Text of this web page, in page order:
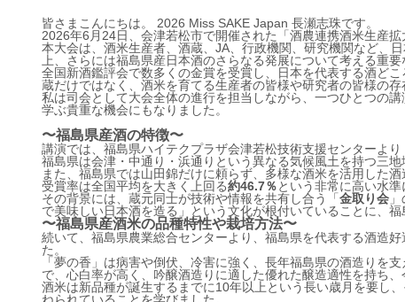
皆さまこんにちは。 2026 Miss SAKE Japan 長瀬志珠です。
2026年6月24日、会津若松市で開催された「酒農連携酒米生産
本大会は、酒米生産者、酒蔵、JA、行政機関、研究機関など、
上、さらには福島県産日本酒のさらなる発展について考える重要
全国新酒鑑評会で数多くの金賞を受賞し、日本を代表する酒ど
蔵だけではなく、酒米を育てる生産者の皆様や研究者の皆様の存
私は司会として大会全体の進行を担当しながら、一つひとつの
学ぶ貴重な機会にもなりました。
〜福島県産酒の特徴〜
講演では、福島県ハイテクプラザ会津若松技術支援センターよ
福島県は会津・中通り・浜通りという異なる気候風土を持つ三
また、福島県では山田錦だけに頼らず、多様な酒米を活用した酒
受賞率は全国平均を大きく上回る約46.7％という非常に高い水準
その背景には、蔵元同士が技術や情報を共有し合う「 金取り会
で美味しい日本酒を造る」という文化が根付いていることに、
〜福島県産酒米の品種特性や栽培方法〜
続いて、福島県農業総合センターより、福島県を代表する酒造
た。
「夢の香」は病害や倒伏、冷害に強く、長年福島県の酒造りを
で、心白率が高く、吟醸酒造りに適した優れた醸造適性を持ち
酒米は新品種が誕生するまでに10年以上という長い歳月を要し